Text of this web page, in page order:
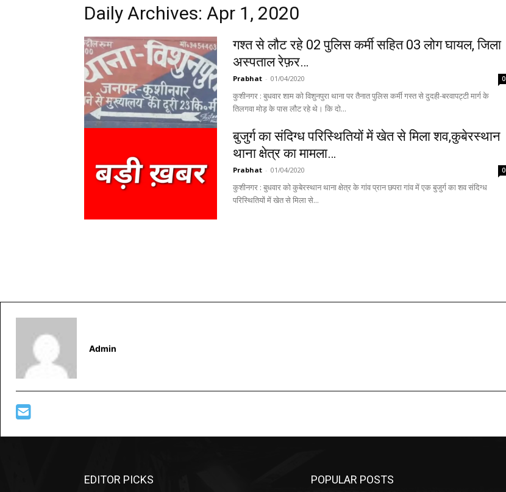
Daily Archives: Apr 1, 2020
गश्त से लौट रहे 02 पुलिस कर्मी सहित 03 लोग घायल, जिला
अस्पताल रेफ़र…
Prabhat - 01/04/2020 0
कुशीनगर : बुधवार शाम को विशुनपुरा थाना पर तैनात पुलिस कर्मी गस्त से दुदही-बरवापट्टी मार्ग के
तिलगवा मोड़ के पास लौट रहे थे। कि दो...
बुजुर्ग का संदिग्ध परिस्थितियों में खेत से मिला शव,कुबेरस्थान
थाना क्षेत्र का मामला…
Prabhat - 01/04/2020 0
कुशीनगर : बुधवार को कुबेरस्थान थाना क्षेत्र के गांव प्रान छपरा गांव में एक बुजुर्ग का शव संदिग्ध
परिस्थितियों में खेत से मिला से...
Admin
EDITOR PICKS POPULAR POSTS